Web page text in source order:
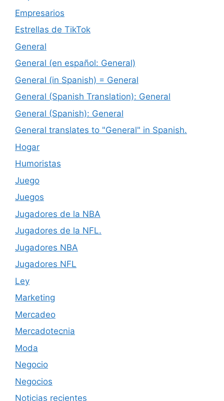
Empresarios
Estrellas de TikTok
General
General (en español: General)
General (in Spanish) = General
General (Spanish Translation): General
General (Spanish): General
General translates to "General" in Spanish.
Hogar
Humoristas
Juego
Juegos
Jugadores de la NBA
Jugadores de la NFL.
Jugadores NBA
Jugadores NFL
Ley
Marketing
Mercadeo
Mercadotecnia
Moda
Negocio
Negocios
Noticias recientes